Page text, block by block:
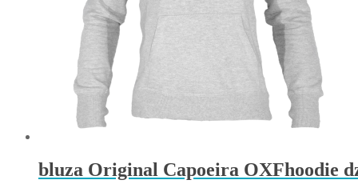
bluza Original Capoeira OXFhoodie